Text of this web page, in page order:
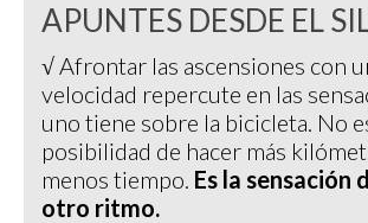
APUNTES DESDE EL
√ Afrontar las ascensiones con
velocidad repercute en las
uno tiene sobre la bicicleta. No
posibilidad de hacer más
menos tiempo. Es la sensación
otro ritmo.